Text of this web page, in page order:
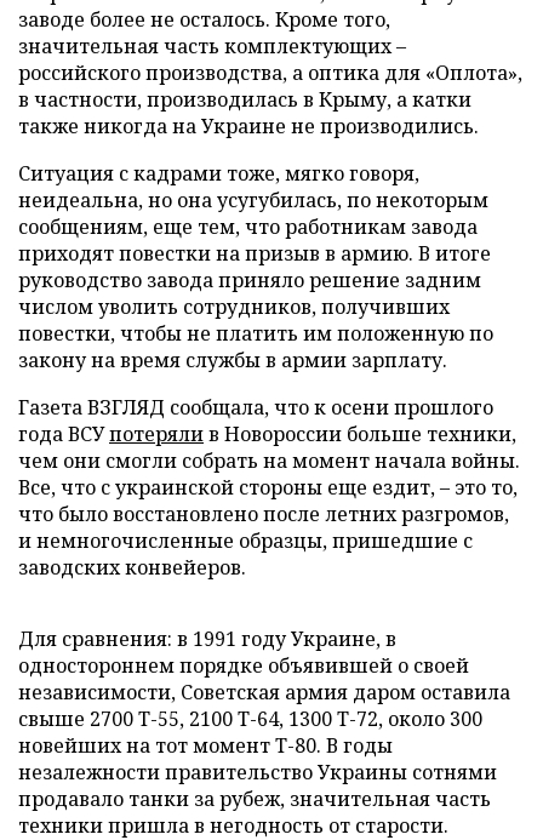
заводе более не осталось. Кроме того,
значительная часть комплектующих –
российского производства, а оптика для «Оплота»,
в частности, производилась в Крыму, а катки
также никогда на Украине не производились.
Ситуация с кадрами тоже, мягко говоря,
неидеальна, но она усугубилась, по некоторым
сообщениям, еще тем, что работникам завода
приходят повестки на призыв в армию. В итоге
руководство завода приняло решение задним
числом уволить сотрудников, получивших
повестки, чтобы не платить им положенную по
закону на время службы в армии зарплату.
Газета ВЗГЛЯД сообщала, что к осени прошлого
года ВСУпотерялив Новороссии больше техники,
чем они смогли собрать на момент начала войны.
Все, что с украинской стороны еще ездит, – это то,
что было восстановлено после летних разгромов,
и немногочисленные образцы, пришедшие с
заводских конвейеров.
Для сравнения: в 1991 году Украине, в
одностороннем порядке объявившей о своей
независимости, Советская армия даром оставила
свыше 2700 Т-55, 2100 Т-64, 1300 Т-72, около 300
новейших на тот момент Т-80. В годы
незалежности правительство Украины сотнями
продавало танки за рубеж, значительная часть
техники пришла в негодность от старости.